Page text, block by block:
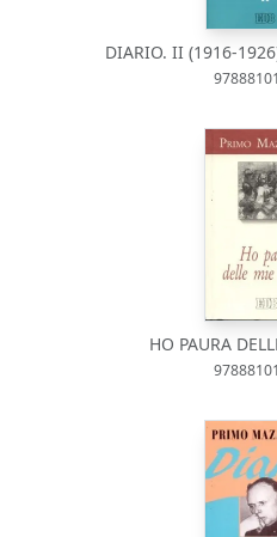
DIARIO. II (1916-
HO PAURA